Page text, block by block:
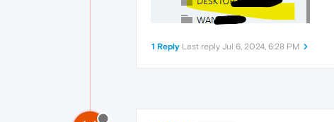
1 Reply Last reply Jul 6, 2024, 6:28 PM